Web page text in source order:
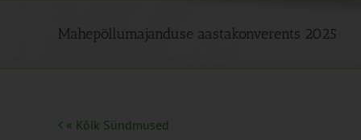
Mahepõllumajanduse aastakonverents 2025
« Kõik Sündmused